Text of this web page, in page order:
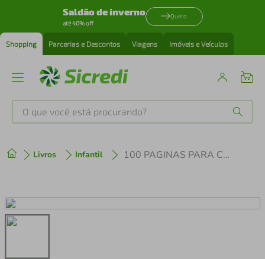
Saldão de inverno
até 40% off
Quero
Shopping Parcerias e Descontos Viagens Imóveis e Veículos
O que você está procurando?
Livros Infantil 100 PAGINAS PARA COLORIR - DINOSSAUROS
2º cafeteira